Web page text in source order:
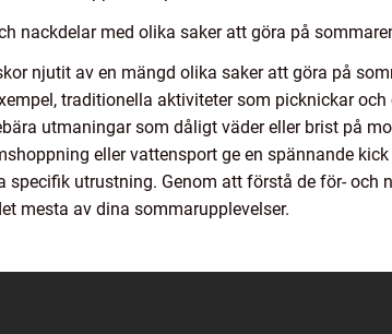
nackdelar med olika saker att göra på
njutit av en mängd olika saker att göra på
traditionella aktiviteter som picknickar
utmaningar som dåligt väder eller brist på
eller vattensport ge en spännande
specifik utrustning. Genom att förstå de för-
mesta av dina sommarupplevelser.